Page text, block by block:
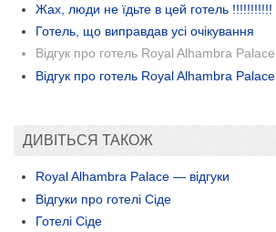
Жах, люди не їдьте в цей готель !!!!!!!!!!!
Готель, що виправдав усі очікування
Відгук про готель Royal Alhambra Palace
Відгук про готель Royal Alhambra Palace
ДИВІТЬСЯ ТАКОЖ
Royal Alhambra Palace — відгуки
Відгуки про готелі Сіде
Готелі Сіде